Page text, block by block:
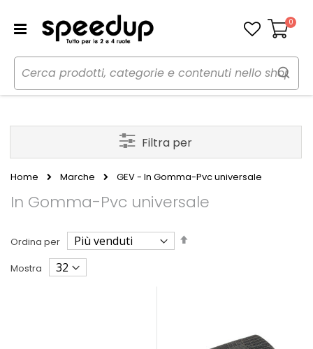
Carrello
0
Home Marche GEV - In Gomma-Pvc universale
In Gomma-Pvc universale
Ordina per
Imposta
Mostra
Filtra per